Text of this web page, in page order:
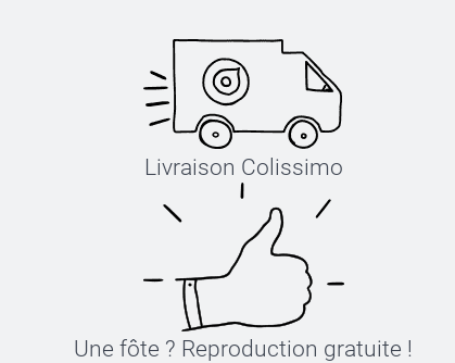
Livraison Colissimo
Une fôte ? Reproduction gratuite !